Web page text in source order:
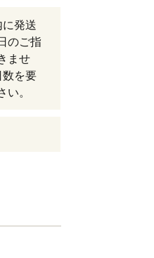
発送
のご指
ませ
数を要
い。